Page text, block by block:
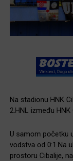
Na stadionu HNK
2.HNL između HNK
U samom početku
vodstva od 0:1.Na
prostoru Cibalije,